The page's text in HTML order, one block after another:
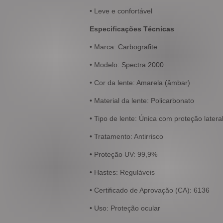
• Leve e confortável
Especificações Técnicas
• Marca: Carbografite
• Modelo: Spectra 2000
• Cor da lente: Amarela (âmbar)
• Material da lente: Policarbonato
• Tipo de lente: Única com proteção lateral
• Tratamento: Antirrisco
• Proteção UV: 99,9%
• Hastes: Reguláveis
• Certificado de Aprovação (CA): 6136
• Uso: Proteção ocular